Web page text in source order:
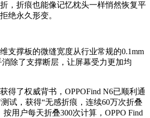
，折痕也能像记忆枕头一样悄然恢复平
绝永久形变。
支撑板的微缝宽度从行业常规的0.1mm
消除了支撑断层，让屏幕受力更加均
得了权威背书， OPPOFind N6已顺利通
试，获得“无感折痕，连续60万次折叠
按用户每天折叠300次计算， OPPO Find